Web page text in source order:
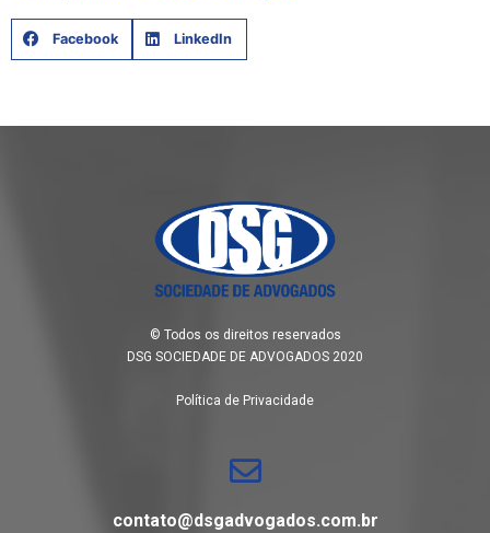
Facebook LinkedIn
© Todos os direitos reservados
DSG SOCIEDADE DE ADVOGADOS 2020
Política de Privacidade
contato@dsgadvogados.com.br